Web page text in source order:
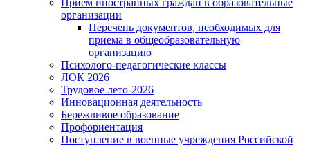
Прием иностранных граждан в образовательные
организации
Перечень документов, необходимых для
приема в общеобразовательную
организацию
Психолого-педагогические классы
ЛОК 2026
Трудовое лето-2026
Инновационная деятельность
Бережливое образование
Профориентация
Поступление в военные учреждения Российской